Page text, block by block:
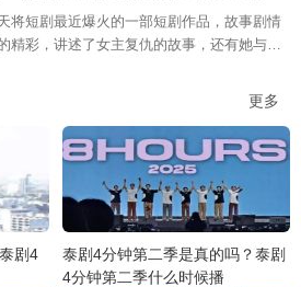
将短剧最近爆火的一部短剧作品，故事剧情
精彩，讲述了女主复仇的故事，还有她与霸
更多
剧4
泰剧4分钟第二季是真的吗？泰剧
4分钟第二季什么时候播